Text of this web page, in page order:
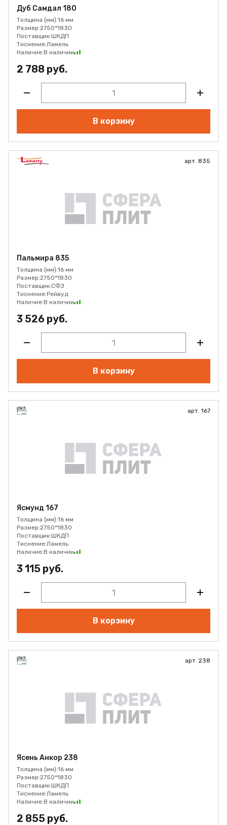
Дуб Самдал 180
Толщина (мм):16 мм
Размер:2750*1830
Поставщик:ШКДП
Тиснение:Ламель
Наличие:В наличии
2 788 руб.
В корзину
арт. 835
Пальмира 835
Толщина (мм):16 мм
Размер:2750*1830
Поставщик:СФЗ
Тиснение:Рейвуд
Наличие:В наличии
3 526 руб.
В корзину
арт. 167
Ясмунд 167
Толщина (мм):16 мм
Размер:2750*1830
Поставщик:ШКДП
Тиснение:Ламель
Наличие:В наличии
3 115 руб.
В корзину
арт. 238
Ясень Анкор 238
Толщина (мм):16 мм
Размер:2750*1830
Поставщик:ШКДП
Тиснение:Ламель
Наличие:В наличии
2 855 руб.